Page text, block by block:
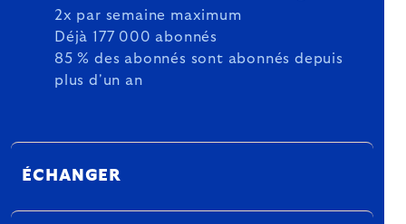
2x par semaine maximum
Déjà 177 000 abonnés
85 % des abonnés sont abonnés depuis
plus d'un an
ÉCHANGER